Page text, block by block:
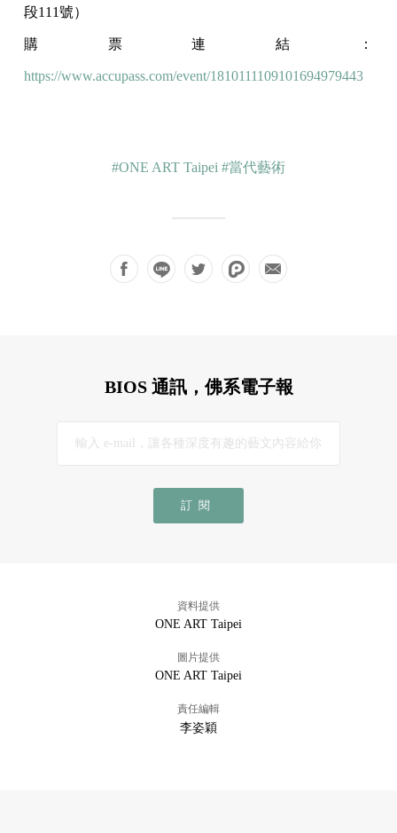
段111號）
購票連結：
https://www.accupass.com/event/1810111109101694979443
#ONE ART Taipei #當代藝術
BIOS 通訊，佛系電子報
訂閱
資料提供
ONE ART Taipei
圖片提供
ONE ART Taipei
責任編輯
李姿穎